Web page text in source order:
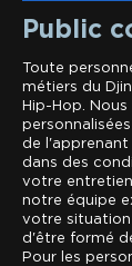
Public
Toute
métiers du
Hip-Hop.
de
dans des
votre
notre équipe
votre
d'être formé
Pour les